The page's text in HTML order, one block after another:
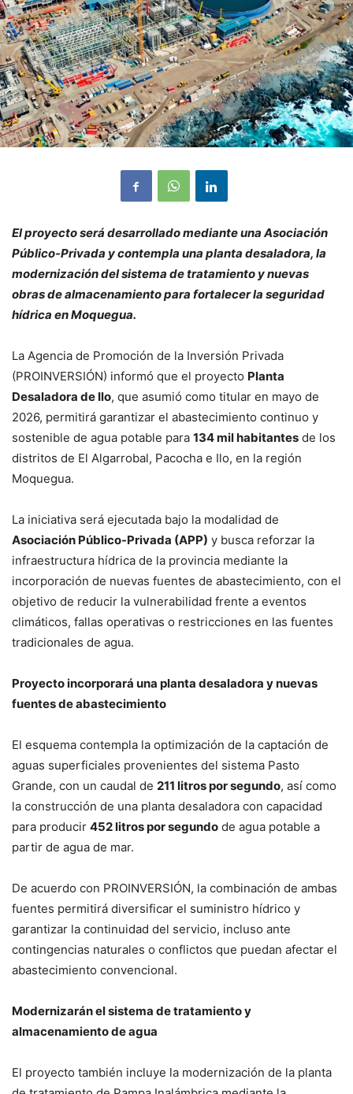
El proyecto será desarrollado mediante una Asociación
Público-Privada y contempla una planta desaladora, la
modernización del sistema de tratamiento y nuevas
obras de almacenamiento para fortalecer la seguridad
hídrica en Moquegua.
La Agencia de Promoción de la Inversión Privada
(PROINVERSIÓN) informó que el proyecto Planta
Desaladora de Ilo, que asumió como titular en mayo de
2026, permitirá garantizar el abastecimiento continuo y
sostenible de agua potable para 134 mil habitantes de los
distritos de El Algarrobal, Pacocha e Ilo, en la región
Moquegua.
La iniciativa será ejecutada bajo la modalidad de
Asociación Público-Privada (APP) y busca reforzar la
infraestructura hídrica de la provincia mediante la
incorporación de nuevas fuentes de abastecimiento, con el
objetivo de reducir la vulnerabilidad frente a eventos
climáticos, fallas operativas o restricciones en las fuentes
tradicionales de agua.
Proyecto incorporará una planta desaladora y nuevas
fuentes de abastecimiento
El esquema contempla la optimización de la captación de
aguas superficiales provenientes del sistema Pasto
Grande, con un caudal de 211 litros por segundo, así como
la construcción de una planta desaladora con capacidad
para producir 452 litros por segundo de agua potable a
partir de agua de mar.
De acuerdo con PROINVERSIÓN, la combinación de ambas
fuentes permitirá diversificar el suministro hídrico y
garantizar la continuidad del servicio, incluso ante
contingencias naturales o conflictos que puedan afectar el
abastecimiento convencional.
Modernizarán el sistema de tratamiento y
almacenamiento de agua
El proyecto también incluye la modernización de la planta